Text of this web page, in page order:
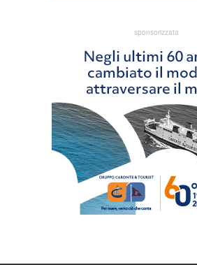
sponsorizzata